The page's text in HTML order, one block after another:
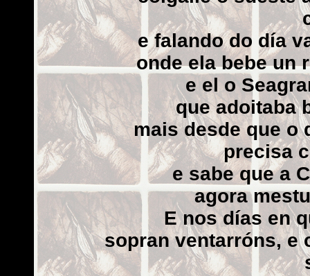
e falando do día
onde ela bebe un
e el o
que adoitaba
mais desde que o
precisa
e sabe que a
agora
E nos días en
sopran ventarróns, e